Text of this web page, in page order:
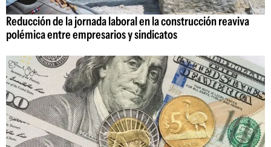
Reducción de la jornada laboral en la construcción reaviva
polémica entre empresarios y sindicatos